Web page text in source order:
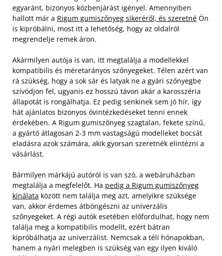
egyaránt, bizonyos közbenjárást igényel. Amennyiben
hallott már a Rigum gumiszőnyeg sikeréről, és szeretné Ön
is kipróbálni, most itt a lehetőség, hogy az oldalról
megrendelje remek áron.
Akármilyen autója is van, itt megtalálja a modellekkel
kompatibilis és méretarányos szőnyegeket. Télen azért van
rá szükség, hogy a sok sár és latyak ne a gyári szőnyegbe
szívódjon fel, ugyanis ez hosszú távon akár a karosszéria
állapotát is rongálhatja. Ez pedig senkinek sem jó hír, így
hát ajánlatos bizonyos óvintézkedéseket tenni ennek
érdekében. A Rigum gumiszőnyeg szagtalan, fekete színű,
a gyártó átlagosan 2-3 mm vastagságú modelleket bocsát
eladásra azok számára, akik gyorsan szeretnék elintézni a
vásárlást.
Bármilyen márkájú autóról is van szó, a webáruházban
megtalálja a megfelelőt. Ha pedig a Rigum gumiszőnyeg
kínálata között nem találja meg azt, amelyikre szüksége
van, akkor érdemes átböngészni az univerzális
szőnyegeket. A régi autók esetében előfordulhat, hogy nem
találja meg a kompatibilis modellt, ezért bátran
kipróbálhatja az univerzálist. Nemcsak a téli hónapokban,
hanem a nyári melegben is szükség van egy ilyen kiváló